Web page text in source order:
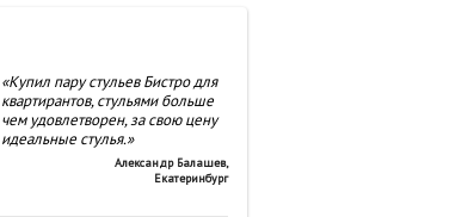
«Купил пару стульев Бистро для
квартирантов, стульями больше
чем удовлетворен, за свою цену
идеальные стулья.»
Александр Балашев,
Екатеринбург